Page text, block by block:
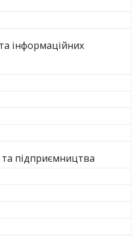
інформаційних
підприємництва